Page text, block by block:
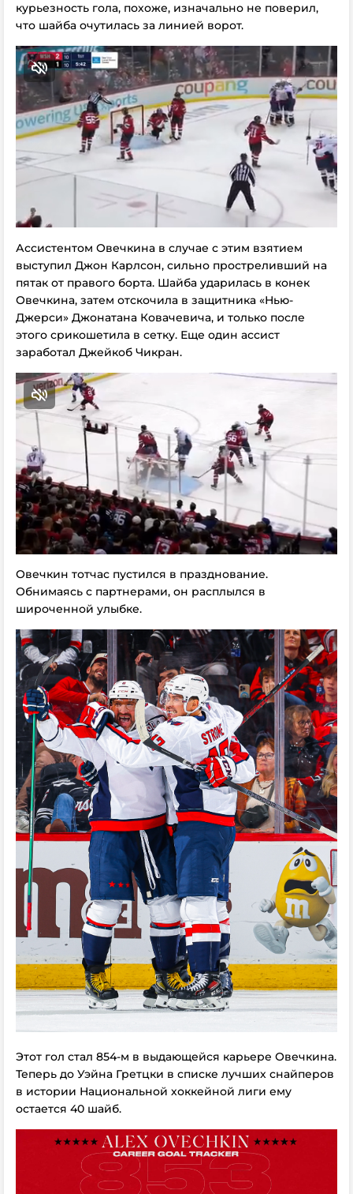
курьезность гола, похоже, изначально не поверил,
что шайба очутилась за линией ворот.
Ассистентом Овечкина в случае с этим взятием
выступил Джон Карлсон, сильно простреливший на
пятак от правого борта. Шайба ударилась в конек
Овечкина, затем отскочила в защитника «Нью-
Джерси» Джонатана Ковачевича, и только после
этого срикошетила в сетку. Еще один ассист
заработал Джейкоб Чикран.
Овечкин тотчас пустился в празднование.
Обнимаясь с партнерами, он расплылся в
широченной улыбке.
Этот гол стал 854-м в выдающейся карьере Овечкина.
Теперь до Уэйна Гретцки в списке лучших снайперов
в истории Национальной хоккейной лиги ему
остается 40 шайб.